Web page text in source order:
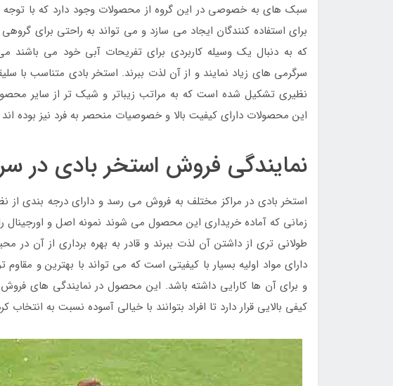
سبک های به خصوصی در این گروه از محصولات وجود دارد که با توجه
برای استفاده کنندگان ایجاد می سازد و می تواند به راحتی برای
که به دنبال یک وسیله کاربردی برای تفریحات آبی خود می باشند
سرگرمی های زیاد نمایند و از آن لذت ببرند. استخر بادی متناسب با
نظیری تشکیل شده است که به مراتب زیباتر و شیک تر از سایر
این محصولات دارای کیفیت بالا و خصوصیات منحصر به فرد نیز بوده اند
نمایندگی فروش استخر بادی در
استخر بادی در مراکز مختلف به فروش می رسد و دارای درجه بندی از
زمانی که آماده خریداری این محصول می شوند نمونه اصل و اورجینال
طولانی تری از داشتن آن لذت ببرند و قادر به بهره برداری از آن
دارای مواد اولیه بسیار با کیفیتی است که می تواند با بهترین و مقاوم
و برای آن ها کارایی داشته باشد. این محصول در نمایندگی های
کیفی بالایی قرار دارد تا افراد بتوانند با خیالی آسوده نسبت به